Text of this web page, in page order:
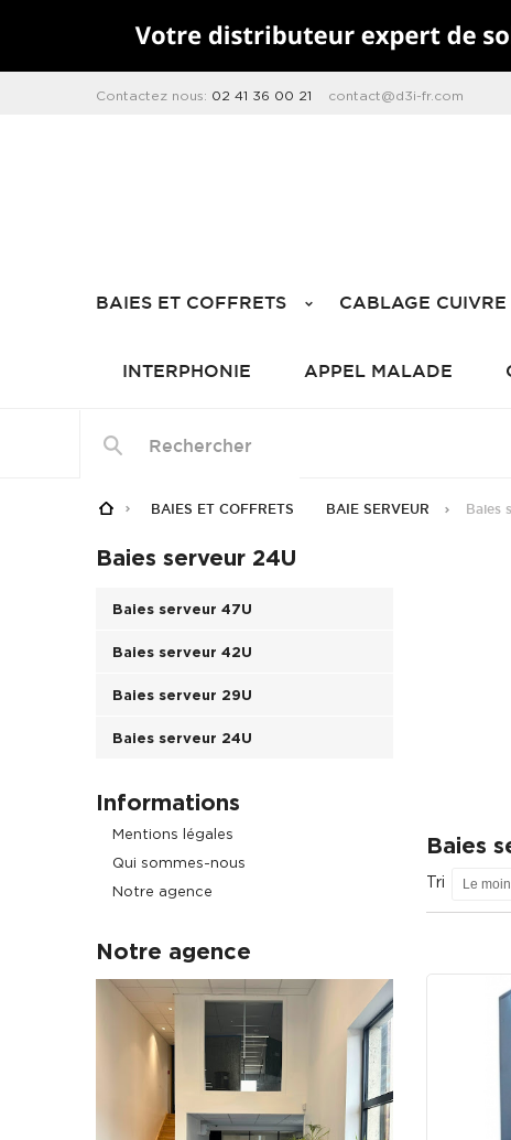
Contactez nous: 02 41 36 00 21 contact@d3i-fr.com
BAIES ET COFFRETS CABLAGE CUIVRE
INTERPHONIE APPEL MALADE
BAIES ET COFFRETS BAIE SERVEUR Baies
Baies serveur 24U
Baies serveur 47U
Baies serveur 42U
Baies serveur 29U
Baies serveur 24U
Informations
Mentions légales
Qui sommes-nous
Notre agence
Notre agence
Baies
Tri Le